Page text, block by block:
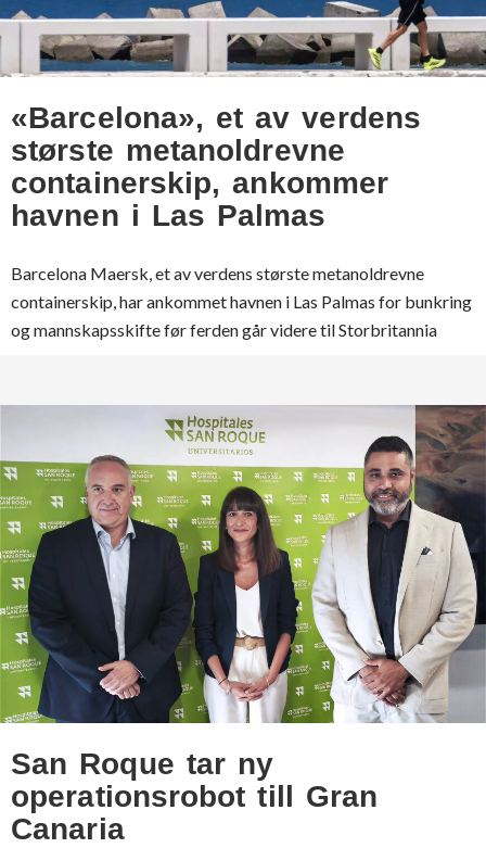
«Barcelona», et av verdens
største metanoldrevne
containerskip, ankommer
havnen i Las Palmas
Barcelona Maersk, et av verdens største metanoldrevne
containerskip, har ankommet havnen i Las Palmas for bunkring
og mannskapsskifte før ferden går videre til Storbritannia
San Roque tar ny
operationsrobot till Gran
Canaria